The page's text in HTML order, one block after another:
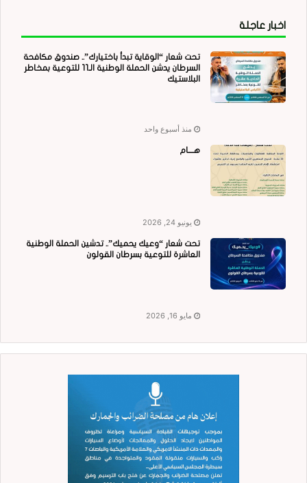
اخبار عاجلة
تحت شعار “الوقاية تبدأ باختيارك”.. صندوق مكافحة
السرطان يدشن الحملة الوطنية الـ11 للتوعية بمخاطر
البلاستيك
منذ أسبوع واحد
هــــام
يونيو 24, 2026
تحت شعار “وعيك يحميك”.. تدشين الحملة الوطنية
العاشرة للتوعية بسرطان القولون
مايو 16, 2026